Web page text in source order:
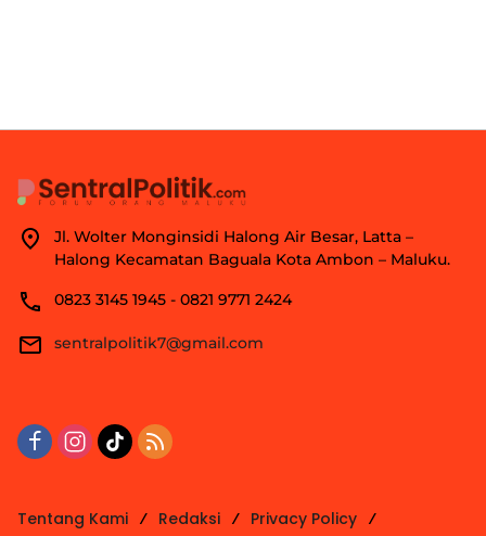
Jl. Wolter Monginsidi Halong Air Besar, Latta –
Halong Kecamatan Baguala Kota Ambon – Maluku.
0823 3145 1945 - 0821 9771 2424
sentralpolitik7@gmail.com
Tentang Kami Redaksi
Privacy Policy